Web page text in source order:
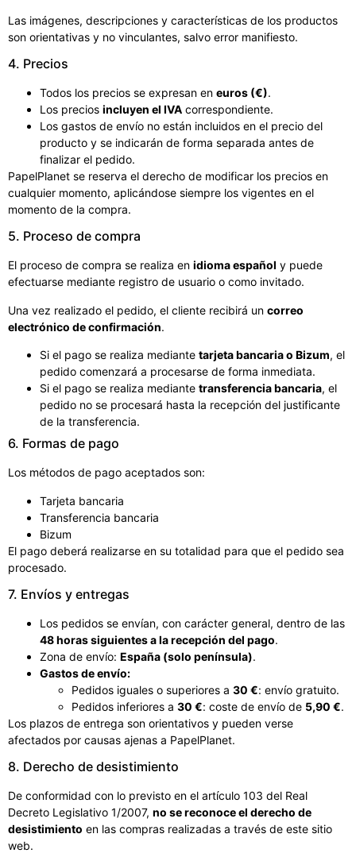
Las imágenes, descripciones y características de los productos
son orientativas y no vinculantes, salvo error manifiesto.
4. Precios
Todos los precios se expresan en euros (€).
Los precios incluyen el IVA correspondiente.
Los gastos de envío no están incluidos en el precio del
producto y se indicarán de forma separada antes de
finalizar el pedido.
PapelPlanet se reserva el derecho de modificar los precios en
cualquier momento, aplicándose siempre los vigentes en el
momento de la compra.
5. Proceso de compra
El proceso de compra se realiza en idioma español y puede
efectuarse mediante registro de usuario o como invitado.
Una vez realizado el pedido, el cliente recibirá un correo
electrónico de confirmación.
Si el pago se realiza mediante tarjeta bancaria o Bizum, el
pedido comenzará a procesarse de forma inmediata.
Si el pago se realiza mediante transferencia bancaria, el
pedido no se procesará hasta la recepción del justificante
de la transferencia.
6. Formas de pago
Los métodos de pago aceptados son:
Tarjeta bancaria
Transferencia bancaria
Bizum
El pago deberá realizarse en su totalidad para que el pedido sea
procesado.
7. Envíos y entregas
Los pedidos se envían, con carácter general, dentro de las
48 horas siguientes a la recepción del pago.
Zona de envío: España (solo península).
Gastos de envío:
Pedidos iguales o superiores a 30 €: envío gratuito.
Pedidos inferiores a 30 €: coste de envío de 5,90 €.
Los plazos de entrega son orientativos y pueden verse
afectados por causas ajenas a PapelPlanet.
8. Derecho de desistimiento
De conformidad con lo previsto en el artículo 103 del Real
Decreto Legislativo 1/2007, no se reconoce el derecho de
desistimiento en las compras realizadas a través de este sitio
web.